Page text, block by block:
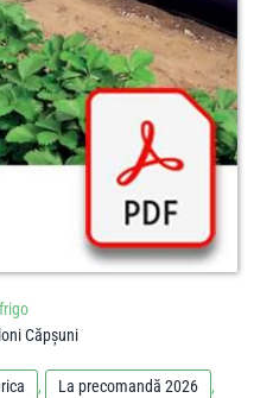
Căpșuni
, La precomandă 2026 ,